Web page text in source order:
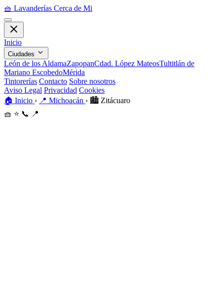
🧺 Lavanderías Cerca de Mi
Inicio
Ciudades
León de los AldamaZapopanCdad. López MateosTultitlán de
Mariano EscobedoMérida
Tintorerías Contacto Sobre nosotros
Aviso Legal Privacidad Cookies
🏠 Inicio › 📍 Michoacán › 🏙️ Zitácuaro
🧺 ⭐ 📞 📍